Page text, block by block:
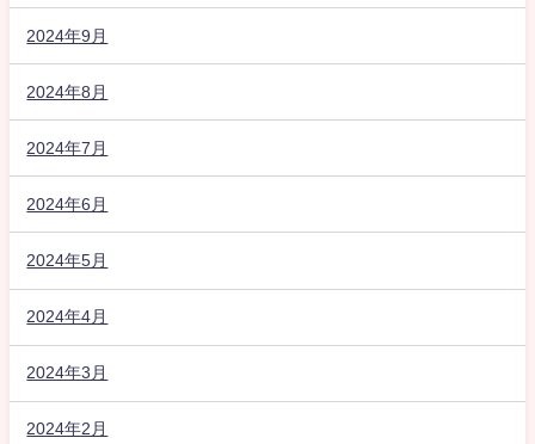
2024年9月
2024年8月
2024年7月
2024年6月
2024年5月
2024年4月
2024年3月
2024年2月